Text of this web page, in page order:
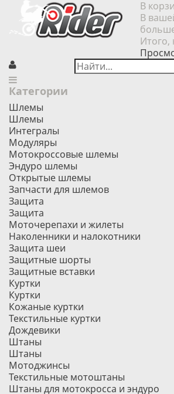
В
В
Итого,
Категории
Шлемы
Шлемы
Интегралы
Модуляры
Мотокроссовые шлемы
Эндуро шлемы
Открытые шлемы
Запчасти для шлемов
Защита
Защита
Моточерепахи и жилеты
Наколенники и налокотники
Защита шеи
Защитные шорты
Защитные вставки
Куртки
Куртки
Кожаные куртки
Текстильные куртки
Дождевики
Штаны
Штаны
Мотоджинсы
Текстильные мотоштаны
Штаны для мотокросса и эндуро